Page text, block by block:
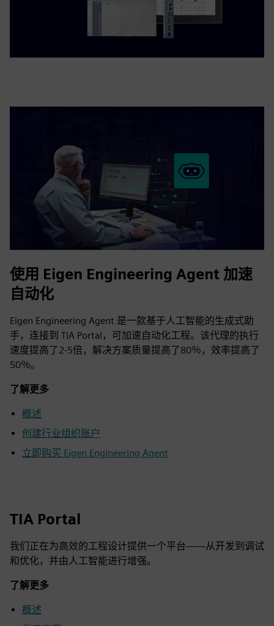
使用 Eigen Engineering Agent 加速
自动化
Eigen Engineering Agent 是一款基于人工智能的生成式助
手，连接到 TIA Portal，可加速自动化工程。该代理的执行
速度提高了2-5倍，解决方案质量提高了80％，效率提高了
50％。
了解更多
概述
创建行业组织账户
立即购买 Eigen Engineering Agent
TIA Portal
我们正在为高效的工程设计提供一个平台——从开发到调试
和优化，并由人工智能进行增强。
了解更多
概述